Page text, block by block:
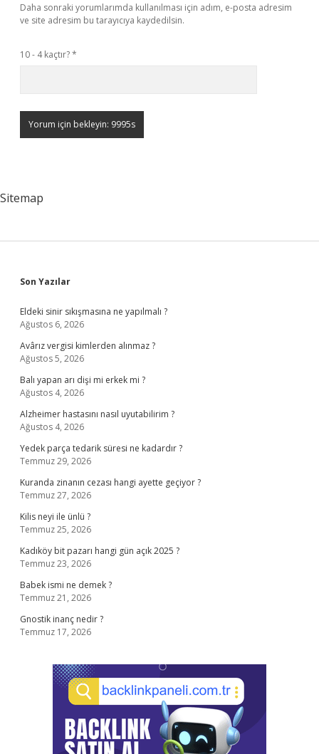
Daha sonraki yorumlarımda kullanılması için adım, e-posta adresim
ve site adresim bu tarayıcıya kaydedilsin.
10 - 4 kaçtır?*
Sitemap
Sidebar
Son Yazılar
Eldeki sinir sıkışmasına ne yapılmalı ?
Ağustos 6, 2026
Avârız vergisi kimlerden alınmaz ?
Ağustos 5, 2026
Balı yapan arı dişi mi erkek mi ?
Ağustos 4, 2026
Alzheimer hastasını nasıl uyutabilirim ?
Ağustos 4, 2026
Yedek parça tedarik süresi ne kadardır ?
Temmuz 29, 2026
Kuranda zinanın cezası hangi ayette geçiyor ?
Temmuz 27, 2026
Kilis neyi ile ünlü ?
Temmuz 25, 2026
Kadıköy bit pazarı hangi gün açık 2025 ?
Temmuz 23, 2026
Babek ismi ne demek ?
Temmuz 21, 2026
Gnostik inanç nedir ?
Temmuz 17, 2026